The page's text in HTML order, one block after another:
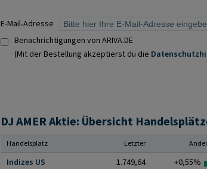
E-Mail-Adresse
Benachrichtigungen von ARIVA.DE
(Mit der Bestellung akzeptierst du die
DJ AMER Aktie: Übersicht
Handelsplatz Letzter
Indizes US 1.749,64 +0,55%